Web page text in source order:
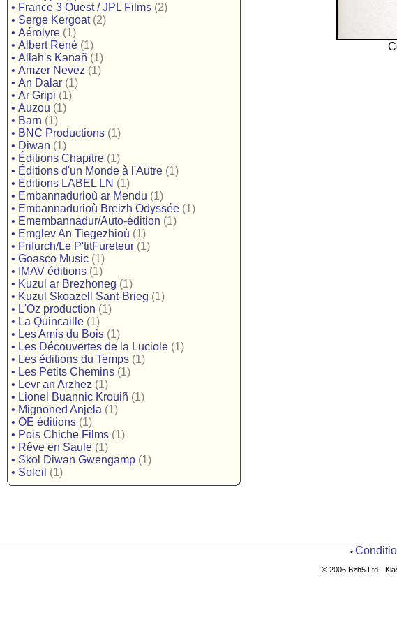
• France 3 Ouest / JPL Films (2)
• Serge Kergoat (2)
• Aérolyre (1)
• Albert René (1)
• Allah's Kanañ (1)
• Amzer Nevez (1)
• An Dalar (1)
• Ar Gripi (1)
• Auzou (1)
• Barn (1)
• BNC Productions (1)
• Diwan (1)
• Éditions Chapitre (1)
• Éditions d'un Monde à l'Autre (1)
• Éditions LABEL LN (1)
• Embannadurioù ar Mendu (1)
• Embannadurioù Breizh Odyssée (1)
• Emembannadur/Auto-édition (1)
• Emglev An Tiegezhioù (1)
• Frifurch/Le P'titFureteur (1)
• Goasco Music (1)
•
IMAV éditions (1)
• Kuzul ar Brezhoneg (1)
• Kuzul Skoazell Sant-Brieg (1)
• L'Oz production (1)
• La Quincaille (1)
• Les Amis du Bois (1)
• Les Découvertes de la Luciole (1)
• Les éditions du Temps (1)
• Les Petits Chemins (1)
• Levr an Arzhez (1)
• Lionel Buannic Krouiñ (1)
• Mignoned Anjela (1)
• OE éditions (1)
• Pois Chiche Films (1)
• Rêve en Saule (1)
• Skol Diwan Gwengamp (1)
• Soleil (1)
•
© 2006 Bzh5 Ltd -